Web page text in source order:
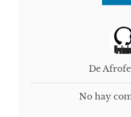
De
No hay